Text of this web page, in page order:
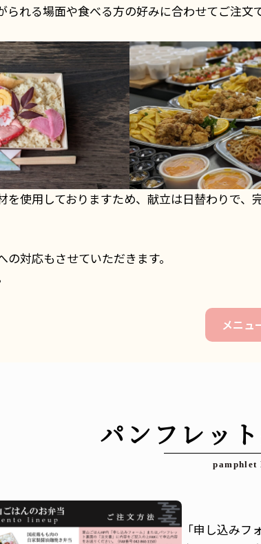
られる場面や食べる方の好みに合わせてご注文
を使用しておりますため、献立は日替わりで
対応もさせていただきます。
メニュ
パンフレッ
「申し込み